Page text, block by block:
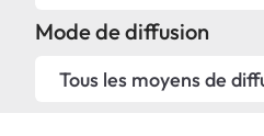
À propos
Liens rapides
Mode de diffusion
Tous les moyens de